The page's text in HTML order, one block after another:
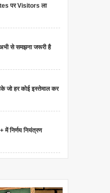
बोस जी जीवन परिचय
जनवरी 1897 मृत्यु: 18
मुझे खून दो मैं तुम...
पर Visitors ला
से समझना जरूरी है
जो हर कोई इस्तेमाल कर
निर्णय नियंत्रण